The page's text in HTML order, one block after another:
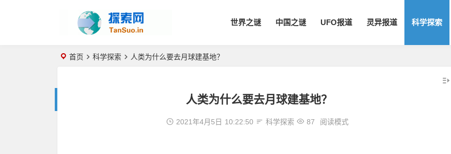
世界之谜 中国之谜 UFO报道 灵异报道 科学探索
首页 科学探索 人类为什么要去月球建基地？
人类为什么要去月球建基地？
2021年4月5日 10:22:50 科学探索 87 阅读模式